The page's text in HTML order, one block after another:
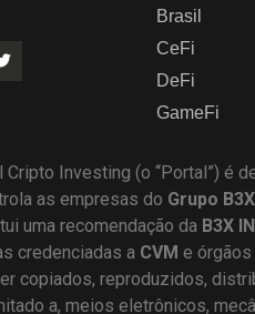
Brasil
CeFi
DeFi
GameFi
Cripto Investing (o “Portal”) é
as empresas do Grupo B3X
uma recomendação da B3X
credenciadas a CVM e
copiados, reproduzidos,
a, meios eletrônicos,